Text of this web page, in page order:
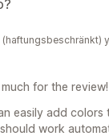
(haftungsbeschränkt)
for the review!
easily add
work